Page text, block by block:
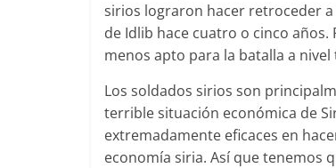
sirios lograron hacer retroceder
de Idlib hace cuatro o cinco
menos apto para la batalla a
Los soldados sirios son
terrible situación económica de
extremadamente eficaces en
economía siria. Así que tenemos